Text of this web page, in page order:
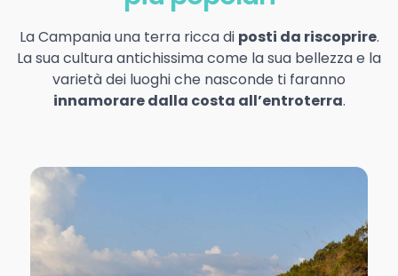
La Campania una terra ricca di posti da riscoprire.
La sua cultura antichissima come la sua bellezza e la
varietà dei luoghi che nasconde ti faranno
innamorare dalla costa all’entroterra.